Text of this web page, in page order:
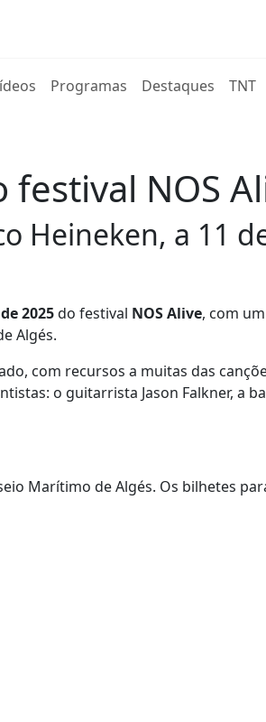
Programas Destaques TNT
NOS
Heineken, a 11
2025do festival NOS Alive, com
Algés.
com recursos a muitas das
o guitarrista Jason Falkner, a
Marítimo de Algés. Os bilhetes